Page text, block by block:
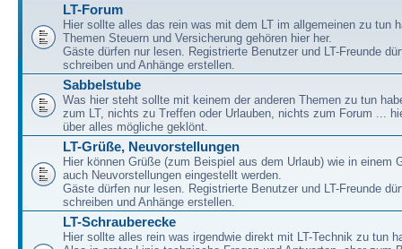
LT-Forum
Hier sollte alles das rein was mit dem LT im allgemeinen zu tun
Themen Steuern und Versicherung gehören hier her.
Gäste dürfen nur lesen. Registrierte Benutzer und LT-Freunde
schreiben und Anhänge erstellen.
Sabbelstube
Was hier steht sollte mit keinem der anderen Themen zu tun
zum LT, nichts zu Treffen oder Urlauben, nichts zum Forum ...
über alles mögliche geklönt.
LT-Grüße, Neuvorstellungen
Hier können Grüße (zum Beispiel aus dem Urlaub) wie in einem
auch Neuvorstellungen eingestellt werden.
Gäste dürfen nur lesen. Registrierte Benutzer und LT-Freunde
schreiben und Anhänge erstellen.
LT-Schrauberecke
Hier sollte alles rein was irgendwie direkt mit LT-Technik zu tun